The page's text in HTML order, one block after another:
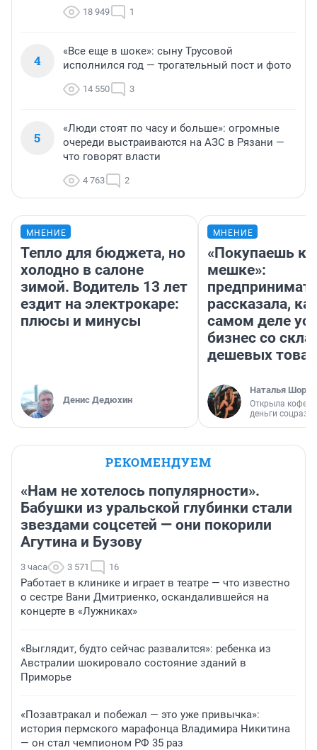
18 949 1
4
«Все еще в шоке»: сыну Трусовой
исполнился год — трогательный пост и фото
14 550 3
5
«Люди стоят по часу и больше»: огромные
очереди выстраиваются на АЗС в Рязани —
что говорят власти
4 763 2
МНЕНИЕ
Тепло для бюджета, но
холодно в салоне
зимой. Водитель 13 лет
ездит на электрокаре:
плюсы и минусы
Денис Дедюхин
МНЕНИЕ
«Покупаешь
мешке»:
рассказала,
самом деле
бизнес со
дешевых
Наталья
Открыла
деньги
РЕКОМЕНДУЕМ
«Нам не хотелось популярности».
Бабушки из уральской глубинки стали
звездами соцсетей — они покорили
Агутина и Бузову
3 часа 3 571 16
Работает в клинике и играет в театре — что известно
о сестре Вани Дмитриенко, оскандалившейся на
концерте в «Лужниках»
«Выглядит, будто сейчас развалится»: ребенка из
Австралии шокировало состояние зданий в
Приморье
«Позавтракал и побежал — это уже привычка»:
история пермского марафонца Владимира Никитина
— он стал чемпионом РФ 35 раз